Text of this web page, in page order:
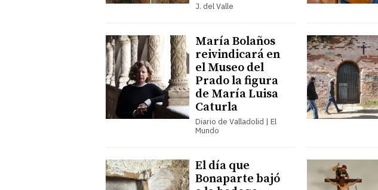
J. del Valle
María Bolaños
reivindicará en
el Museo del
Prado la figura
de María Luisa
Caturla
Diario de Valladolid | El
Mundo
El día que
Bonaparte bajó